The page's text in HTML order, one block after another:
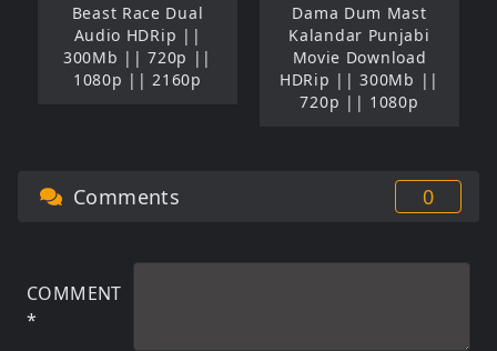
Beast Race Dual
Audio HDRip ||
300Mb || 720p ||
1080p || 2160p
Dama Dum Mast
Kalandar Punjabi
Movie Download
HDRip || 300Mb ||
720p || 1080p
Comments 0
COMMENT
*